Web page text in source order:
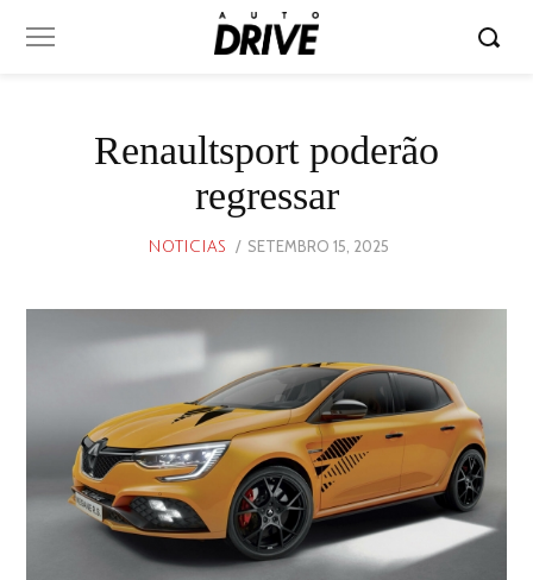
Renaultsport poderão
regressar
NOTICIAS
POSTED
SETEMBRO 15, 2025